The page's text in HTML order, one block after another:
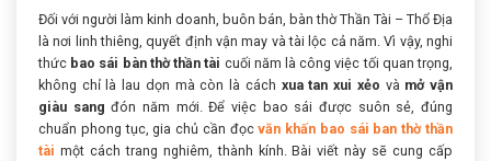
Đối với người làm kinh doanh, buôn bán, bàn thờ Thần Tài – Thổ Địa
là nơi linh thiêng, quyết định vận may và tài lộc cả năm. Vì vậy, nghi
thức bao sái bàn thờ thần tài cuối năm là công việc tối quan trọng,
không chỉ là lau dọn mà còn là cách xua tan xui xẻo và mở vận
giàu sang đón năm mới. Để việc bao sái được suôn sẻ, đúng
chuẩn phong tục, gia chủ cần đọcvăn khấn bao sái ban thờ thần
tài một cách trang nghiêm, thành kính. Bài viết này sẽ cung cấp